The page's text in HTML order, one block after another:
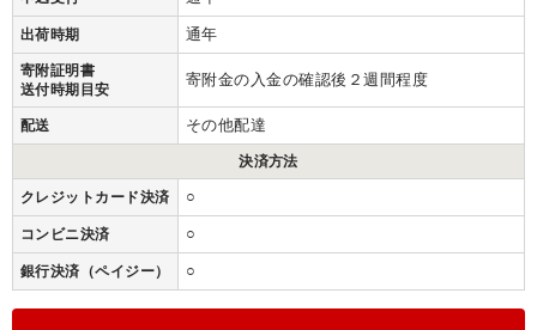
出荷時期 通年
寄附証明書
送付時期目安
寄附金の入金の確認後２週間程度
配送 その他配達
決済方法
クレジットカード決済 ○
コンビニ決済 ○
銀行決済（ペイジー） ○